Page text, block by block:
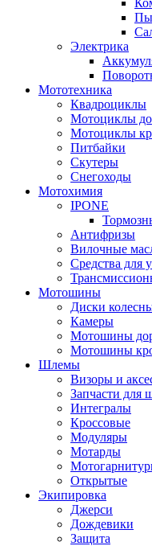
Электрика
Мототехника
Квадроциклы
Мотоциклы
Мотоциклы
Питбайки
Скутеры
Снегоходы
Мотохимия
IPONE
Антифризы
Вилочные
Средства для
Мотошины
Диски
Камеры
Мотошины
Мотошины
Шлемы
Визоры и
Запчасти для
Интегралы
Кроссовые
Модуляры
Мотарды
Открытые
Экипировка
Джерси
Дождевики
Защита